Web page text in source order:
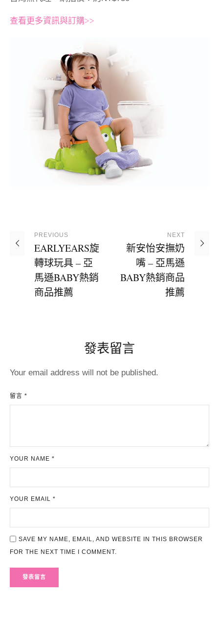
查看更多資訊與訂購>>
PREVIOUS
EARLYEARS旋
轉球玩具 – 亞
馬遜BABY熱銷
商品推薦
NEXT
新安怡安撫奶
嘴 – 亞馬遜
BABY熱銷商品
推薦
發表留言
Your email address will not be published.
留言 *
YOUR NAME *
YOUR EMAIL *
SAVE MY NAME, EMAIL, AND WEBSITE IN THIS BROWSER
FOR THE NEXT TIME I COMMENT.